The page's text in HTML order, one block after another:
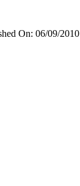
On: 06/09/2010